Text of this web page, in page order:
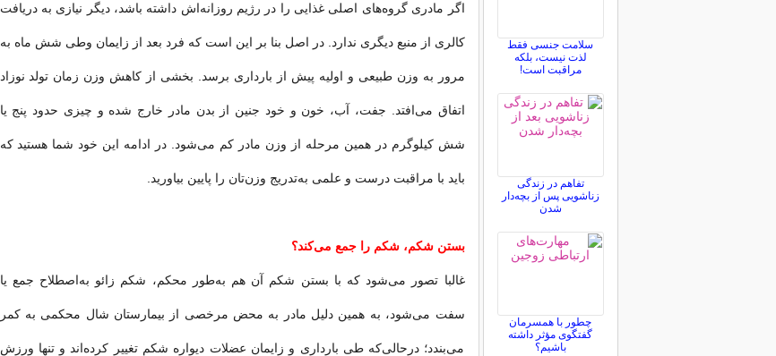
اگر مادری گروه‌های اصلی غذایی را در رژیم روزانه‌اش داشته باشد، دیگر نیازی به دریافت
كالری از منبع دیگری ندارد. در اصل بنا بر این است كه فرد بعد از زایمان وطی شش ماه به
مرور به وزن طبیعی و اولیه پیش از بارداری برسد. بخشی از كاهش وزن زمان تولد نوزاد
اتفاق می‌افتد. جفت، آب، خون و خود جنین از بدن مادر خارج شده و چیزی حدود پنج یا
شش كیلوگرم در همین مرحله از وزن مادر كم می‌شود. در ادامه این خود شما هستید كه
باید با مراقبت درست و علمی به‌تدریج وزن‌تان را پایین بیاورید.
بستن شكم، شكم را جمع می‌كند؟
غالبا تصور می‌شود كه با بستن شكم آن هم به‌طور محكم، شكم زائو به‌اصطلاح جمع یا
سفت می‌شود، به همین دلیل مادر به محض مرخصی از بیمارستان شال محكمی به كمر
می‌بندد؛ درحالی‌كه طی بارداری و زایمان عضلات دیواره شكم تغییر كرده‌اند و تنها ورزش
سلامت جنسی فقط
لذت نیست، بلکه
مراقبت است!
تفاهم در زندگی
زناشویی پس از بچه‌دار
شدن
چطور با همسرمان
گفتگوی مؤثر داشته
باشیم؟